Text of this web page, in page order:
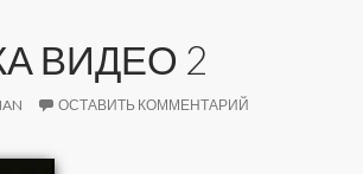
ВИДЕО 2
ОСТАВИТЬ КОММЕНТАРИЙ